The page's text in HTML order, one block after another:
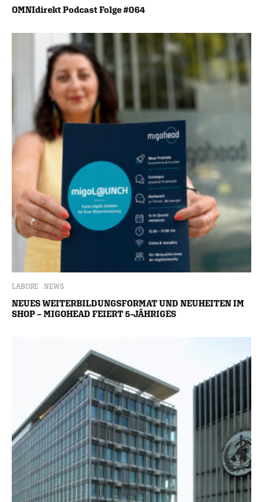
OMNIdirekt Podcast Folge #064
LABORE NEWS
NEUES WEITERBILDUNGSFORMAT UND NEUHEITEN IM
SHOP – MIGOHEAD FEIERT 5-JÄHRIGES